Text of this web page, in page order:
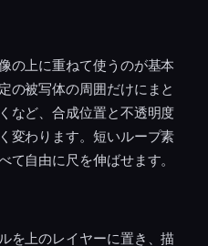
の上に重ねて使うのが基本
の被写体の周囲だけにまと
など、合成位置と不透明度
変わります。短いループ素
て自由に尺を伸ばせます。
を上のレイヤーに置き、描